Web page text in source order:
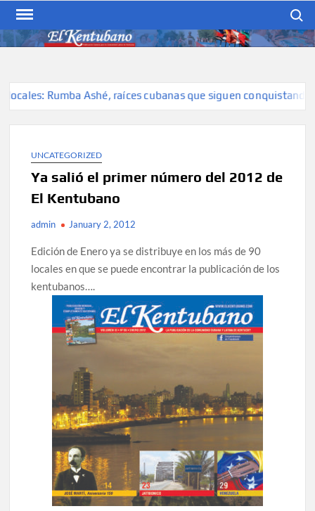
Skip
content
hispana de Kentucky
Rumba Ashé, raíces cubanas que siguen conquistando
UNCATEGORIZED
Ya salió el primer número del 2012 de
El Kentubano
admin January 2, 2012
Edición de Enero ya se distribuye en los más de 90
locales en que se puede encontrar la publicación de los
kentubanos….